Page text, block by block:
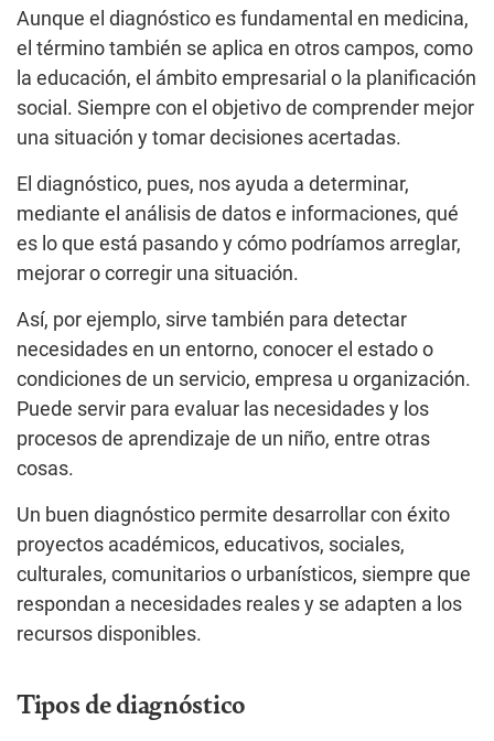
Aunque el diagnóstico es fundamental en medicina,
el término también se aplica en otros campos, como
la educación, el ámbito empresarial o la planificación
social. Siempre con el objetivo de comprender mejor
una situación y tomar decisiones acertadas.
El diagnóstico, pues, nos ayuda a determinar,
mediante el análisis de datos e informaciones, qué
es lo que está pasando y cómo podríamos arreglar,
mejorar o corregir una situación.
Así, por ejemplo, sirve también para detectar
necesidades en un entorno, conocer el estado o
condiciones de un servicio, empresa u organización.
Puede servir para evaluar las necesidades y los
procesos de aprendizaje de un niño, entre otras
cosas.
Un buen diagnóstico permite desarrollar con éxito
proyectos académicos, educativos, sociales,
culturales, comunitarios o urbanísticos, siempre que
respondan a necesidades reales y se adapten a los
recursos disponibles.
Tipos de diagnóstico